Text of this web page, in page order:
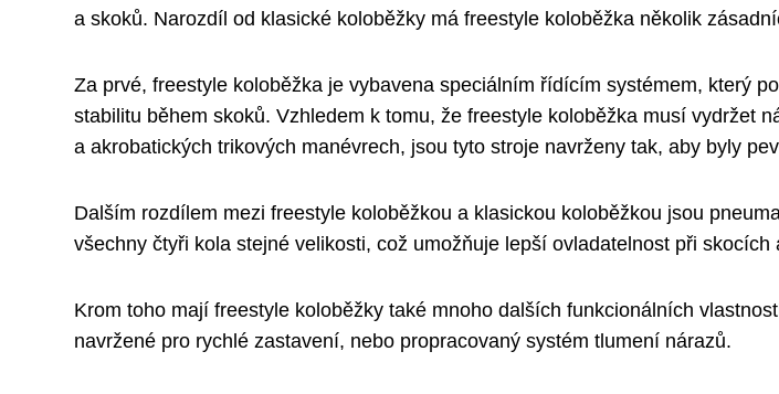
a skoků. Narozdíl od klasické koloběžky má freestyle koloběžka několik
Za prvé, freestyle koloběžka je vybavena speciálním řídícím systémem, který
stabilitu během skoků. Vzhledem k tomu, že freestyle koloběžka musí vydržet
a akrobatických trikových manévrech, jsou tyto stroje navrženy tak, aby byly
Dalším rozdílem mezi freestyle koloběžkou a klasickou koloběžkou jsou
všechny čtyři kola stejné velikosti, což umožňuje lepší ovladatelnost při skocích
Krom toho mají freestyle koloběžky také mnoho dalších funkcionálních
navržené pro rychlé zastavení, nebo propracovaný systém tlumení nárazů.